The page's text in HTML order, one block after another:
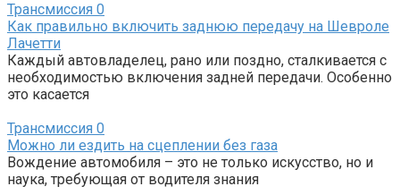
Трансмиссия 0
Как правильно включить заднюю передачу на Шевроле
Лачетти
Каждый автовладелец, рано или поздно, сталкивается с
необходимостью включения задней передачи. Особенно
это касается
Трансмиссия 0
Можно ли ездить на сцеплении без газа
Вождение автомобиля – это не только искусство, но и
наука, требующая от водителя знания